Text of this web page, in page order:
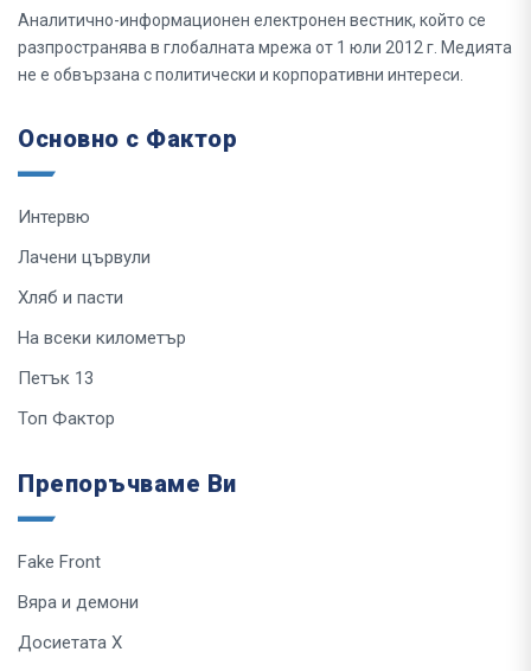
Аналитично-информационен електронен вестник, който се
разпространява в глобалната мрежа от 1 юли 2012 г. Медията
не е обвързана с политически и корпоративни интереси.
Основно с Фактор
Интервю
Лачени цървули
Хляб и пасти
На всеки километър
Петък 13
Топ Фактор
Препоръчваме Ви
Fake Front
Вяра и демони
Досиетата Х